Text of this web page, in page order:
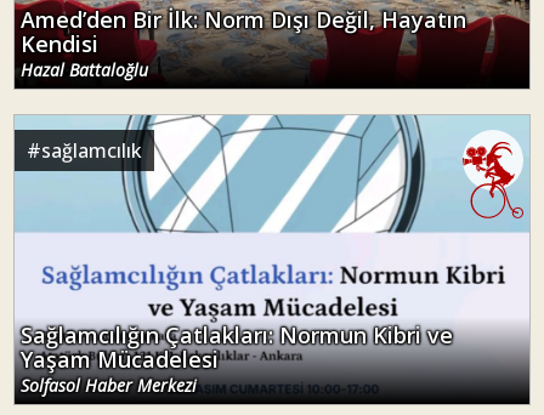
Amed’den Bir İlk: Norm Dışı Değil, Hayatın
Kendisi
Hazal Battaloğlu
#sağlamcılık
Sağlamcılığın Çatlakları: Normun Kibri ve
Yaşam Mücadelesi
Solfasol Haber Merkezi